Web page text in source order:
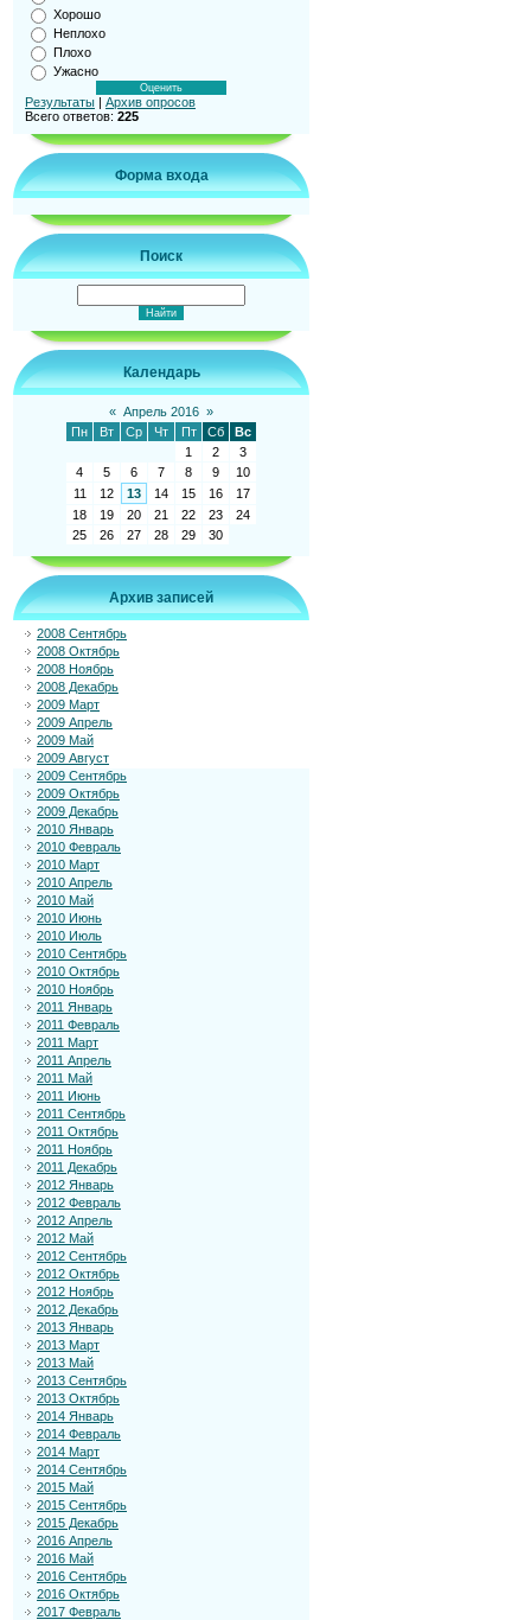
Хорошо
Неплохо
Плохо
Ужасно
Результаты | Архив опросов
Всего ответов: 225
Форма входа
Поиск
Календарь
« Апрель 2016 »
Пн
Вт Ср Чт Пт Сб
Вс
1
2
3
4
5 6 7 8 9
10
11
12 13 14 15 16
17
18
19 20 21 22 23
24
25
26 27 28 29 30
Архив записей
2008 Сентябрь
2008 Октябрь
2008 Ноябрь
2008 Декабрь
2009 Март
2009 Апрель
2009 Май
2009 Август
2009 Сентябрь
2009 Октябрь
2009 Декабрь
2010 Январь
2010 Февраль
2010 Март
2010 Апрель
2010 Май
2010 Июнь
2010 Июль
2010 Сентябрь
2010 Октябрь
2010 Ноябрь
2011 Январь
2011 Февраль
2011 Март
2011 Апрель
2011 Май
2011 Июнь
2011 Сентябрь
2011 Октябрь
2011 Ноябрь
2011 Декабрь
2012 Январь
2012 Февраль
2012 Апрель
2012 Май
2012 Сентябрь
2012 Октябрь
2012 Ноябрь
2012 Декабрь
2013 Январь
2013 Март
2013 Май
2013 Сентябрь
2013 Октябрь
2014 Январь
2014 Февраль
2014 Март
2014 Сентябрь
2015 Май
2015 Сентябрь
2015 Декабрь
2016 Апрель
2016 Май
2016 Сентябрь
2016 Октябрь
2017 Февраль